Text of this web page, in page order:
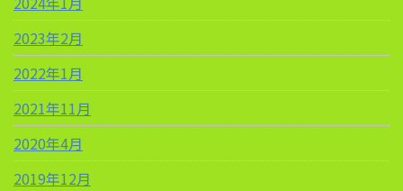
2023年2月
2022年1月
2021年11月
2020年4月
2019年12月